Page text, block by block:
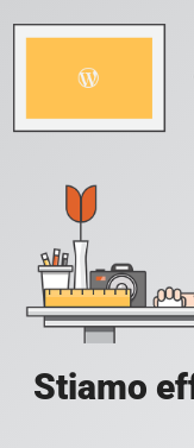
Stiamo